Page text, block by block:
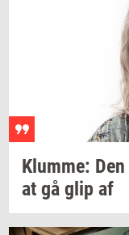
Klum­me: Den
at gå glip af